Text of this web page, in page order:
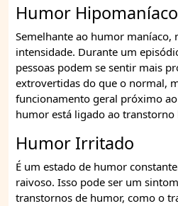
Humor Hipomaníaco
Semelhante ao humor maníaco,
intensidade. Durante um
pessoas podem se sentir mais
extrovertidas do que o normal,
funcionamento geral próximo
humor está ligado ao
Humor Irritado
É um estado de humor
raivoso. Isso pode ser um
transtornos de humor, como o